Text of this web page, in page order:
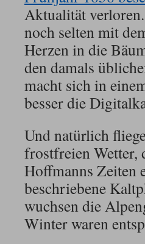
Aktualität
noch selten mit
Herzen in die
den damals
macht sich in
besser die
Und natürlich
frostfreien Wetter,
Hoffmanns Zeiten
beschriebene
wuchsen die
Winter waren